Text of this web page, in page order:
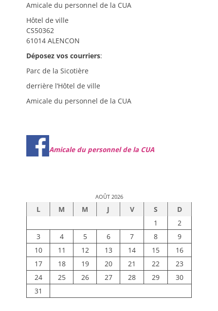
Amicale du personnel de la CUA
Hôtel de ville
CS50362
61014 ALENCON
Déposez vos courriers:
Parc de la Sicotière
derrière l’Hôtel de ville
Amicale du personnel de la CUA
Amicale du personnel de la CUA
AOÛT 2026
L M M J V S
D
1
2
3
4 5 6 7 8
9
10
11 12 13 14 15
16
17
18 19 20 21 22
23
24
25 26 27 28 29
30
31